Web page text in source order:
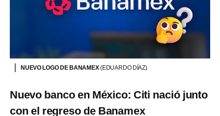
NUEVO LOGO DE BANAMEX(EDUARDO DÍAZ)
Nuevo banco en México: Citi nació junto
con el regreso de Banamex